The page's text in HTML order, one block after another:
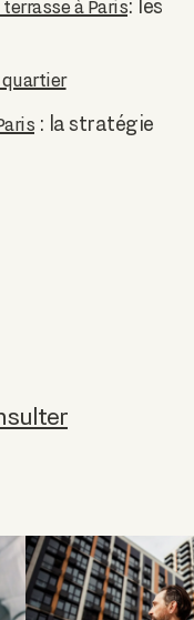
à Paris: les
: la stratégie